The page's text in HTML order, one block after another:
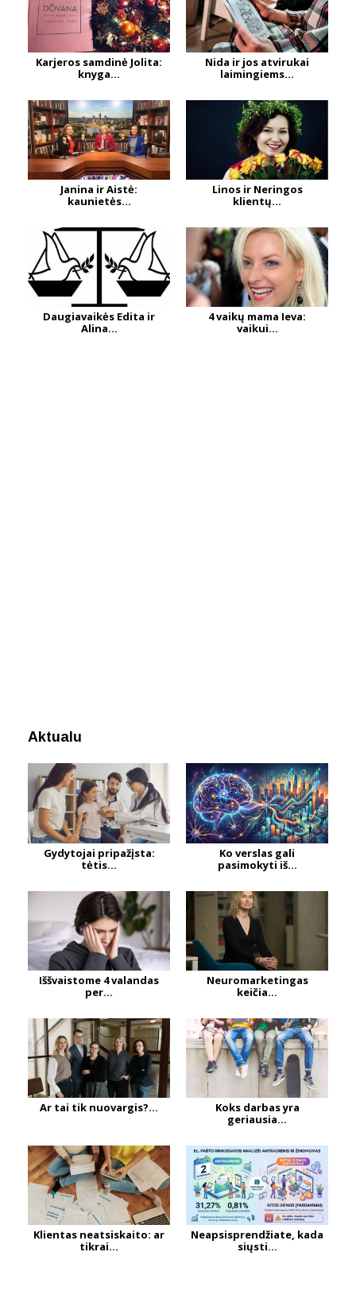
Karjeros samdinė Jolita:
knyga...
Nida ir jos atvirukai
laimingiems...
Janina ir Aistė:
kaunietės...
Linos ir Neringos
klientų...
Daugiavaikės Edita ir
Alina...
4 vaikų mama Ieva:
vaikui...
Aktualu
Gydytojai pripažįsta:
tėtis...
Ko verslas gali
pasimokyti iš...
Iššvaistome 4 valandas
per...
Neuromarketingas
keičia...
Ar tai tik nuovargis?...
Koks darbas yra
geriausia...
Klientas neatsiskaito: ar
tikrai...
Neapsisprendžiate, kada
siųsti...